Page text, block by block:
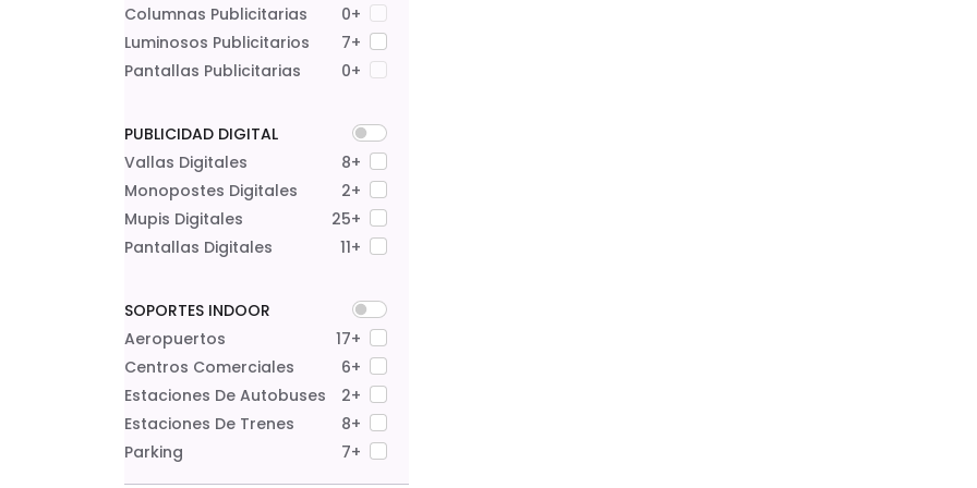
Columnas Publicitarias
0+
Luminosos Publicitarios
7+
Pantallas Publicitarias
0+
PUBLICIDAD DIGITAL
Vallas Digitales
8+
Monopostes Digitales
2+
Mupis Digitales
25+
Pantallas Digitales
11+
SOPORTES INDOOR
Aeropuertos
17+
Centros Comerciales
6+
Estaciones De Autobuses
2+
Estaciones De Trenes
8+
Parking
7+